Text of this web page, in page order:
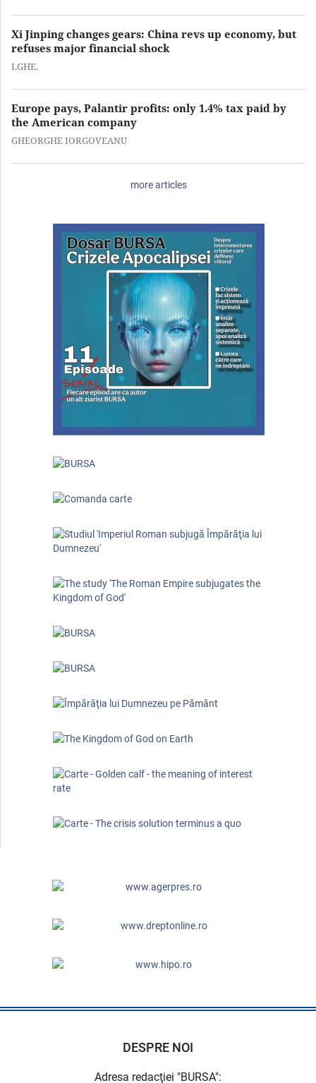
Xi Jinping changes gears: China revs up economy, but
refuses major financial shock
I.GHE.
Europe pays, Palantir profits: only 1.4% tax paid by
the American company
GHEORGHE IORGOVEANU
more articles
DESPRE NOI
Adresa redacţiei "BURSA":